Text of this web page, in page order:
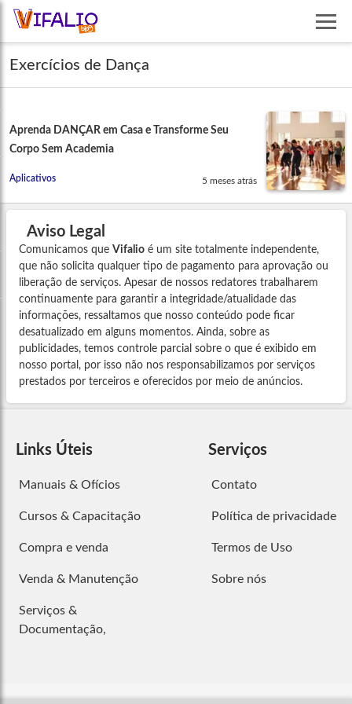
Exercícios de Dança
Aprenda DANÇAR em Casa e Transforme Seu
Corpo Sem Academia
Aplicativos 5 meses atrás
Aviso Legal
Comunicamos que Vifalio é um site totalmente independente,
que não solicita qualquer tipo de pagamento para aprovação ou
liberação de serviços. Apesar de nossos redatores trabalharem
continuamente para garantir a integridade/atualidade das
informações, ressaltamos que nosso conteúdo pode ficar
desatualizado em alguns momentos. Ainda, sobre as
publicidades, temos controle parcial sobre o que é exibido em
nosso portal, por isso não nos responsabilizamos por serviços
prestados por terceiros e oferecidos por meio de anúncios.
Links Úteis
Manuais & Ofícios
Cursos & Capacitação
Compra e venda
Venda & Manutenção
Serviços &
Documentação,
Serviços
Contato
Política de privacidade
Termos de Uso
Sobre nós